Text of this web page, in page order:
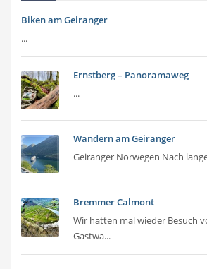
Biken am Geiranger
...
Ernstberg – Panoramaweg
...
Wandern am Geiranger
Geiranger Norwegen Nach
Bremmer Calmont
Wir hatten mal wieder Besuch
Gastwa...